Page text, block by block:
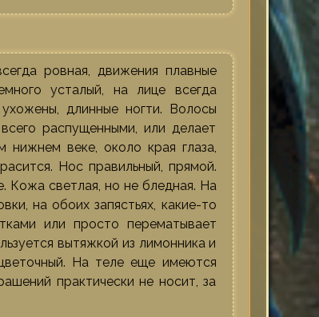
ровная, движения плавные
усталый, на лице всегда
длинные ногти. Волосы
распущенными, или делает
нижнем веке, около края глаза,
Нос правильный, прямой.
Кожа светлая, но не бледная. На
на обоих запястьях, какие-то
или просто перематывает
вытяжкой из лимонника и
На теле еще имеются
практически не носит, за